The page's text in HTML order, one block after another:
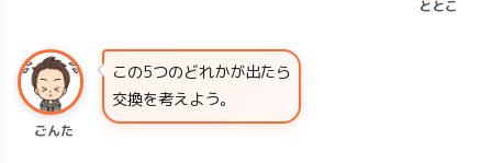
ととこ
ごんた
この5つのどれかが出たら
交換を考えよう。